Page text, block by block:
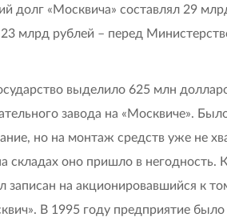
долг «Москвича» составлял 29
23 млрд рублей – перед
выделило 625 млн
завода на «Москвиче».
но на монтаж средств уже не
складах оно пришло в негодность.
записан на акционировавшийся к
В 1995 году предприятие было